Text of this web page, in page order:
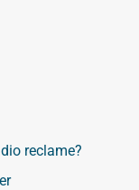
reclame?